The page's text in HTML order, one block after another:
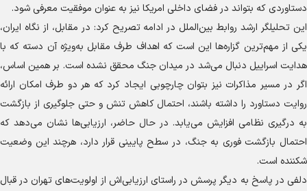
دستاوردی که بتواند در فضای داخلی امریکا نیز به عنوان موفقیت معرفی شود.
این تحلیلگر ارشد روابط بین‌الملل در ادامه تصریح کرد: در مقابل، از نگاه ایران،
یکی از مهم‌ترین گزاره‌ها این است که اهداف طرف مقابل به‌ویژه آن دسته که با
هدایت اسراییل دنبال می‌شد در میدان جنگ محقق نشده است. بر همین اساس،
اگر در مسیر مذاکرات نیز بتوان چارچوبی ایجاد کرد که هر دو طرف امکان ارائه
روایت دستاورد را داشته باشند، احتمال کاهش تنش و حتی جلوگیری از بازگشت
به درگیری نظامی افزایش می‌یابد. در حال حاضر، ارزیابی‌ها نشان می‌دهد که
احتمال بازگشت فوری به جنگ، در سطح پایینی قرار دارد، هرچند این وضعیت
شکننده است.
دلفی در پاسخ به دیگر پرسش در راستای ارزیابی‌اش از اولویت‌های تهران در قبال